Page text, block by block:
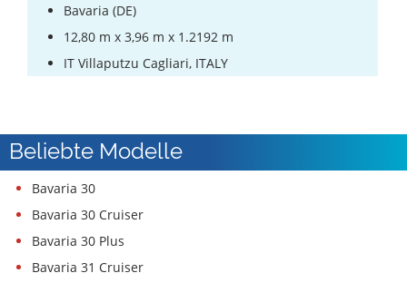
Bavaria (DE)
12,80 m x 3,96 m x 1.2192 m
IT Villaputzu Cagliari, ITALY
Beliebte Modelle
Bavaria 30
Bavaria 30 Cruiser
Bavaria 30 Plus
Bavaria 31 Cruiser